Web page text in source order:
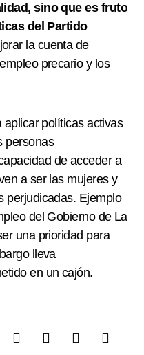
sino que es fruto
del Partido
la cuenta de
precario y los
políticas activas
personas
de acceder a
a ser las mujeres y
perjudicadas. Ejemplo
del Gobierno de La
una prioridad para
lleva
en un cajón.